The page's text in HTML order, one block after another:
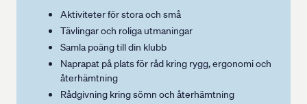
Aktiviteter för stora och små
Tävlingar och roliga utmaningar
Samla poäng till din klubb
Naprapat på plats för råd kring rygg, ergonomi och
återhämtning
Rådgivning kring sömn och återhämtning